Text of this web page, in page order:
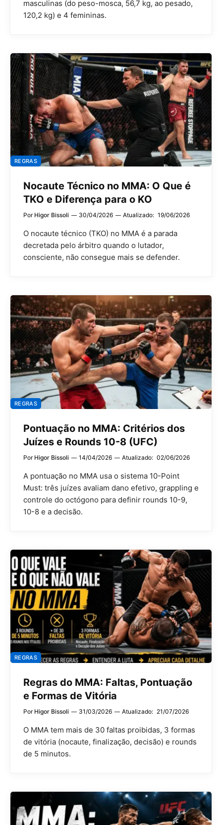
masculinas (do peso-mosca, 56,7 kg, ao pesado,
120,2 kg) e 4 femininas.
REGRAS
Nocaute Técnico no MMA: O Que é
TKO e Diferença para o KO
Por Higor Bissoli 30/04/2026 Atualizado: 19/06/2026
O nocaute técnico (TKO) no MMA é a parada
decretada pelo árbitro quando o lutador,
consciente, não consegue mais se defender.
REGRAS
Pontuação no MMA: Critérios dos
Juízes e Rounds 10-8 (UFC)
Por Higor Bissoli 14/04/2026 Atualizado: 02/06/2026
A pontuação no MMA usa o sistema 10-Point
Must: três juízes avaliam dano efetivo, grappling e
controle do octógono para definir rounds 10-9,
10-8 e a decisão.
REGRAS
Regras do MMA: Faltas, Pontuação
e Formas de Vitória
Por Higor Bissoli 31/03/2026 Atualizado: 21/07/2026
O MMA tem mais de 30 faltas proibidas, 3 formas
de vitória (nocaute, finalização, decisão) e rounds
de 5 minutos.